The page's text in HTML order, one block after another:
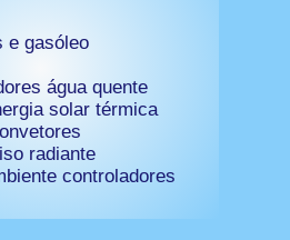
e gasóleo
água quente
solar térmica
radiante
controladores